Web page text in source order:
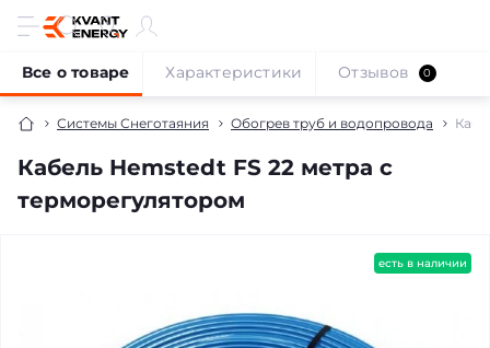
Системы Снеготаяния Обогрев труб и водопровода
Кабель Hemstedt FS 22 метра с
терморегулятором
Все о товаре Характеристики Отзывов 0
есть в наличии